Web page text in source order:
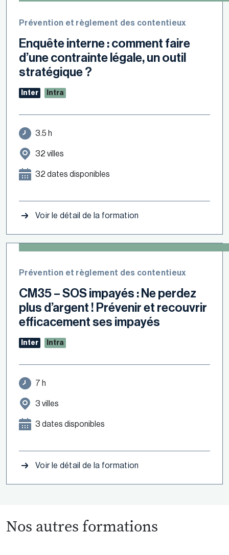
Prévention et règlement des contentieux
Enquête interne : comment faire
d’une contrainte légale, un outil
stratégique ?
Inter Intra
3.5 h
32 villes
32 dates disponibles
Voir le détail de la formation
Prévention et règlement des contentieux
CM35 – SOS impayés : Ne perdez
plus d’argent ! Prévenir et recouvrir
efficacement ses impayés
Inter Intra
7 h
3 villes
3 dates disponibles
Voir le détail de la formation
Nos autres formations